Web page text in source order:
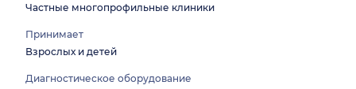
Частные многопрофильные клиники
Принимает
Взрослых и детей
Диагностическое оборудование